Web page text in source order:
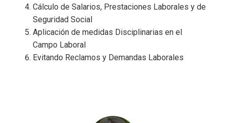
Cálculo de Salarios, Prestaciones Laborales y de
Seguridad Social
Aplicación de medidas Disciplinarias en el
Campo Laboral
Evitando Reclamos y Demandas Laborales